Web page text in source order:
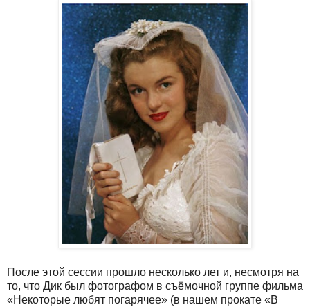
После этой сессии прошло несколько лет и, несмотря на
то, что Дик был фотографом в съёмочной группе фильма
«Некоторые любят погарячее» (в нашем прокате «В